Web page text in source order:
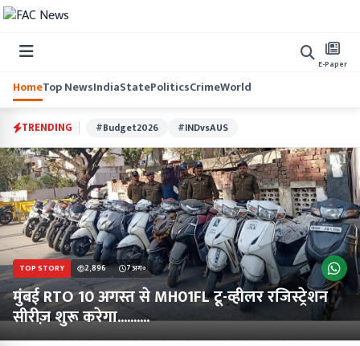
E-Paper
HomeTop NewsIndiaStatePoliticsCrimeWorld
TRENDING #Budget2026 #INDvsAUS
TOP STORY 2,896 7 अग॰
मुंबई RTO 10 अगस्त से MH01FL टू-व्हीलर रजिस्ट्रेशन
सीरीज़ शुरू करेगा..........